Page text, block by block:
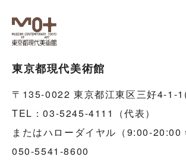
東京都現代美術館
〒135-0022 東京都江東区三好4-1-
TEL：03-5245-4111（代表）
またはハローダイヤル（9:00-20:00
050-5541-8600